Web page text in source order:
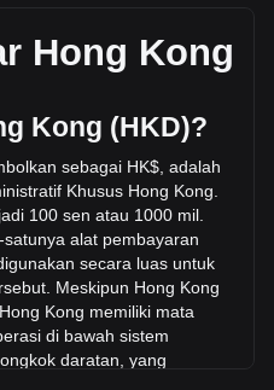
suplai beredar
Volume perdagangan
(HK$-110,780,574.34
hari perdagangan
ONDO adalah
Ondo di Bitget
Hong Kong
Kong (HKD)?
sebagai HK$, adalah
Khusus Hong Kong.
100 sen atau 1000 mil.
alat pembayaran
secara luas untuk
Meskipun Hong Kong
Kong memiliki mata
di bawah sistem
daratan, yang